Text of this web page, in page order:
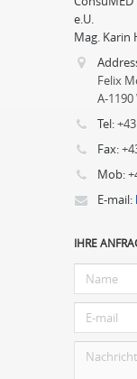
e.U.
Mag. Karin
Felix
A-1190
Tel:
Fax:
Mob:
E-mail:
IHRE